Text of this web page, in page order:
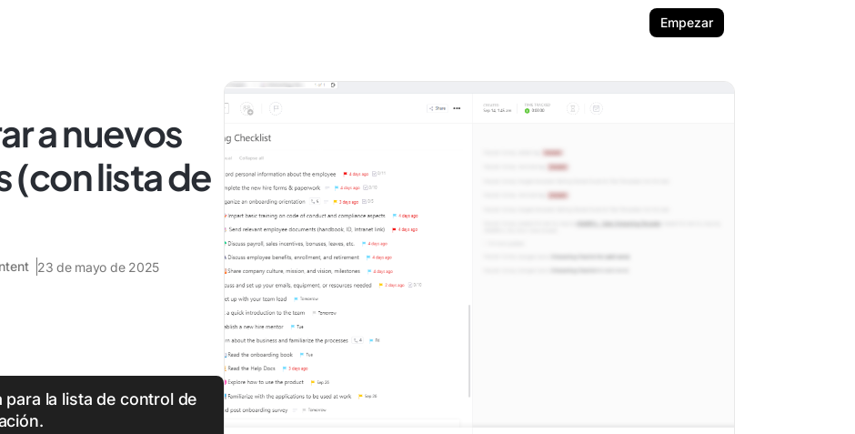
Empezar
a nuevos
(con lista de
23 de mayo de 2025
la lista de control de